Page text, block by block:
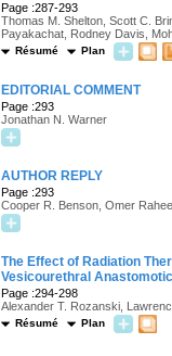
Page :287-293
Thomas M. Shelton, Scott C.
Payakachat, Rodney Davis,
Résumé Plan
EDITORIAL COMMENT
Page :293
Jonathan N. Warner
AUTHOR REPLY
Page :293
Cooper R. Benson, Omer
The Effect of Radiation
Vesicourethral
Page :294-298
Alexander T. Rozanski,
Résumé Plan